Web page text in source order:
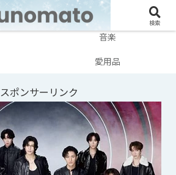
テレビ・映画
音楽
愛用品
スポンサーリンク
検索